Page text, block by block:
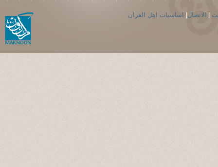
الاتصال اساسيات اهل القران